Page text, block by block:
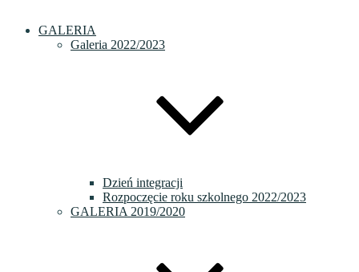
GALERIA
Galeria 2022/2023
Dzień integracji
Rozpoczęcie roku szkolnego 2022/2023
GALERIA 2019/2020